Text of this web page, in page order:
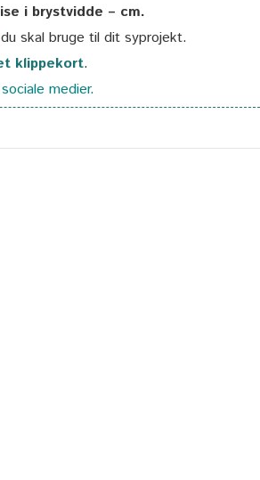
i brystvidde – cm.
du skal bruge til dit syprojekt.
klippekort.
medier.